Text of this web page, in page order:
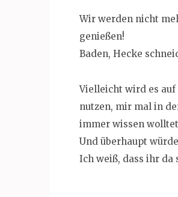
Wir werden nicht
genießen!
Baden, Hecke
Vielleicht wird es auf
nutzen, mir mal in
immer wissen
Und überhaupt
Ich weiß, dass ihr da